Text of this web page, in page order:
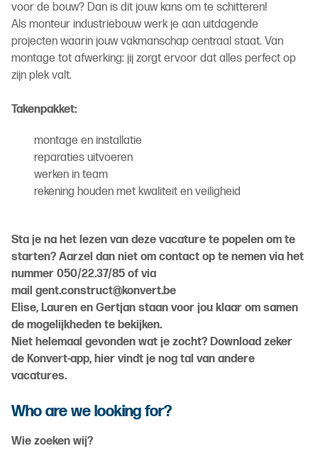
voor de bouw? Dan is dit jouw kans om te schitteren!
Als monteur industriebouw werk je aan uitdagende
projecten waarin jouw vakmanschap centraal staat. Van
montage tot afwerking: jij zorgt ervoor dat alles perfect op
zijn plek valt.
Takenpakket:
montage en installatie
reparaties uitvoeren
werken in team
rekening houden met kwaliteit en veiligheid
Sta je na het lezen van deze vacature te popelen om te
starten? Aarzel dan niet om contact op te nemen via het
nummer 050/22.37/85 of via
mail gent.construct@konvert.be
Elise, Lauren en Gertjan staan voor jou klaar om samen
de mogelijkheden te bekijken.
Niet helemaal gevonden wat je zocht? Download zeker
de Konvert-app, hier vindt je nog tal van andere
vacatures.
Who are we looking for?
Wie zoeken wij?